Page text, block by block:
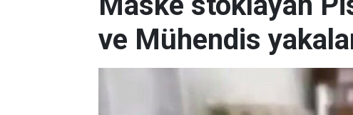
ve Mühendis